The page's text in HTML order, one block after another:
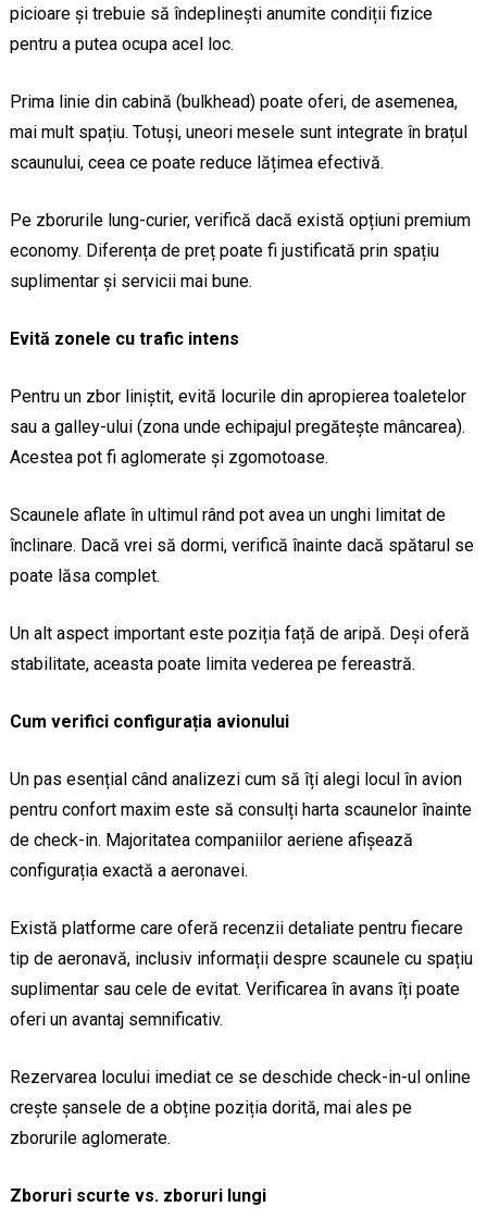
picioare și trebuie să îndeplinești anumite condiții fizice
pentru a putea ocupa acel loc.
Prima linie din cabină (bulkhead) poate oferi, de asemenea,
mai mult spațiu. Totuși, uneori mesele sunt integrate în brațul
scaunului, ceea ce poate reduce lățimea efectivă.
Pe zborurile lung-curier, verifică dacă există opțiuni premium
economy. Diferența de preț poate fi justificată prin spațiu
suplimentar și servicii mai bune.
Evită zonele cu trafic intens
Pentru un zbor liniștit, evită locurile din apropierea toaletelor
sau a galley-ului (zona unde echipajul pregătește mâncarea).
Acestea pot fi aglomerate și zgomotoase.
Scaunele aflate în ultimul rând pot avea un unghi limitat de
înclinare. Dacă vrei să dormi, verifică înainte dacă spătarul se
poate lăsa complet.
Un alt aspect important este poziția față de aripă. Deși oferă
stabilitate, aceasta poate limita vederea pe fereastră.
Cum verifici configurația avionului
Un pas esențial când analizezi cum să îți alegi locul în avion
pentru confort maxim este să consulți harta scaunelor înainte
de check-in. Majoritatea companiilor aeriene afișează
configurația exactă a aeronavei.
Există platforme care oferă recenzii detaliate pentru fiecare
tip de aeronavă, inclusiv informații despre scaunele cu spațiu
suplimentar sau cele de evitat. Verificarea în avans îți poate
oferi un avantaj semnificativ.
Rezervarea locului imediat ce se deschide check-in-ul online
crește șansele de a obține poziția dorită, mai ales pe
zborurile aglomerate.
Zboruri scurte vs. zboruri lungi